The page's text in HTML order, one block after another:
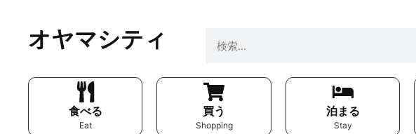
オヤマシティ
食べる
Eat
買う
Shopping
泊まる
Stay